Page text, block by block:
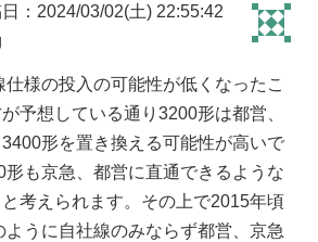
：2024/03/02(土) 22:55:42
様の投入の可能性が低くなったこ
予想している通り3200形は都営、
形を置き換える可能性が高いで
形も京急、都営に直通できるような
考えられます。その上で2015年頃
ように自社線のみならず都営、京急